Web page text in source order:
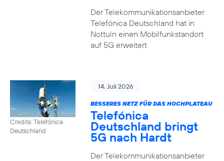
Der Telekommunikationsanbieter
Telefónica Deutschland hat in
Nottuln einen Mobilfunkstandort
auf 5G erweitert
Credits: Telefónica
Deutschland
14. Juli 2026
BESSERES NETZ FÜR DAS HOCHPLATEAU
Telefónica
Deutschland bringt
5G nach Hardt
Der Telekommunikationsanbieter